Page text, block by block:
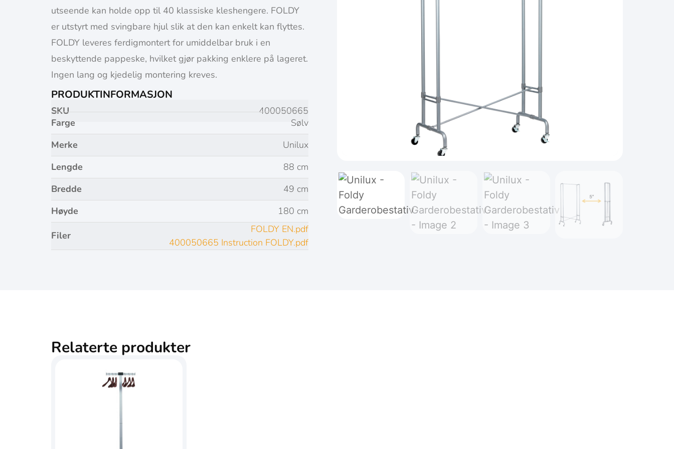
utseende kan holde opp til 40 klassiske kleshengere. FOLDY
er utstyrt med svingbare hjul slik at den kan enkelt kan flyttes.
FOLDY leveres ferdigmontert for umiddelbar bruk i en
beskyttende pappeske, hvilket gjør pakking enklere på lageret.
Ingen lang og kjedelig montering kreves.
PRODUKTINFORMASJON
SKU
400050665
Farge
Sølv
Merke
Unilux
Lengde
88 cm
Bredde
49 cm
Høyde
180 cm
Filer
FOLDY EN.pdf
400050665 Instruction FOLDY.pdf
Relaterte produkter